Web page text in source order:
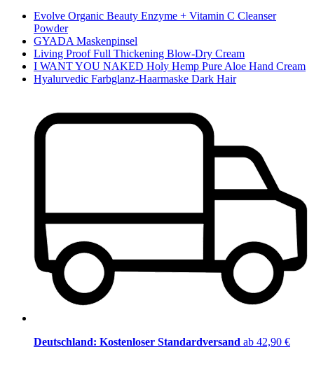
Evolve Organic Beauty Enzyme + Vitamin C Cleanser
Powder
GYADA Maskenpinsel
Living Proof Full Thickening Blow-Dry Cream
I WANT YOU NAKED Holy Hemp Pure Aloe Hand Cream
Hyalurvedic Farbglanz-Haarmaske Dark Hair
Deutschland: Kostenloser Standardversand ab 42,90 €